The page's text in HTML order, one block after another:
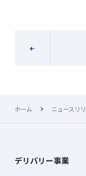
前の記事
ホーム ニュースリ
デリバリー事業